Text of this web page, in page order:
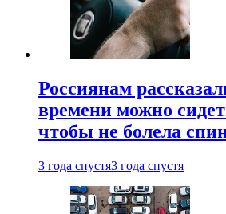
Россиянам
времени можно
чтобы не болела
3 года спустя3 года спустя